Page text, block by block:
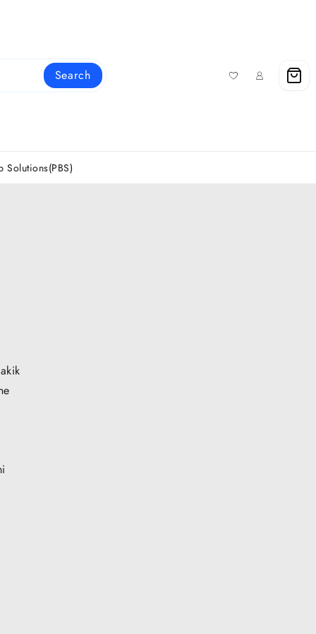
Search
Solutions(PBS)